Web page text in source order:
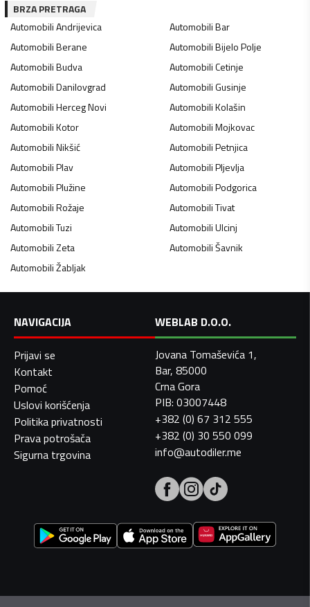
BRZA PRETRAGA
AutomobiliAndrijevica AutomobiliBar
AutomobiliBerane AutomobiliBijelo Polje
AutomobiliBudva AutomobiliCetinje
AutomobiliDanilovgrad AutomobiliGusinje
AutomobiliHerceg Novi AutomobiliKolašin
AutomobiliKotor AutomobiliMojkovac
AutomobiliNikšić AutomobiliPetnjica
AutomobiliPlav AutomobiliPljevlja
AutomobiliPlužine AutomobiliPodgorica
AutomobiliRožaje AutomobiliTivat
AutomobiliTuzi AutomobiliUlcinj
AutomobiliZeta AutomobiliŠavnik
AutomobiliŽabljak
NAVIGACIJA
Prijavi se
Kontakt
Pomoć
Uslovi korišćenja
Politika privatnosti
Prava potrošača
Sigurna trgovina
WEBLAB D.O.O.
Jovana Tomaševića 1,
Bar, 85000
Crna Gora
PIB: 03007448
+382 (0) 67 312 555
+382 (0) 30 550 099
info@autodiler.me